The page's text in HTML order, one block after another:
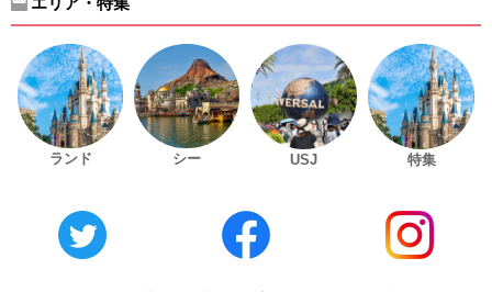
ランド シー USJ 特集